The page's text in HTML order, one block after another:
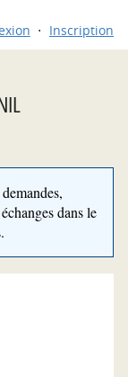
Inscription
dans le